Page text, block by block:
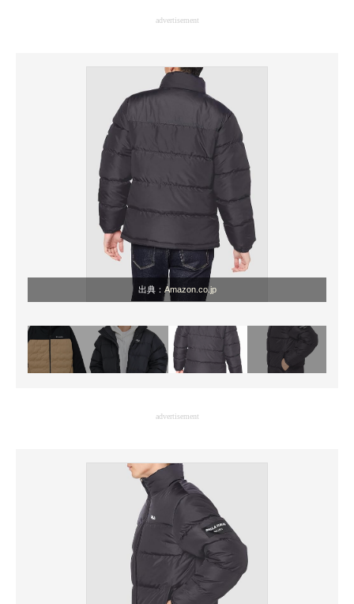
advertisement
出典： Amazon.co.jp
advertisement